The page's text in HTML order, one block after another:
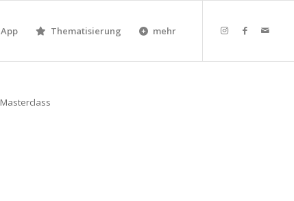
App Thematisierung mehr